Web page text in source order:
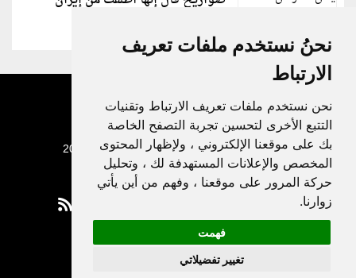
نحنُ نستخدم ملفات تعريف
الارتباط
نحن نستخدم ملفات تعريف الارتباط وتقنيات
التتبع الأخرى لتحسين تجربة التصفح الخاصة
بك على موقعنا الإلكتروني ، ولإظهار المحتوى
المخصص والإعلانات المستهدفة لك ، وتحليل
حركة المرور على موقعنا ، وفهم من أين يأتي
زوارنا.
فهمت
تغيير تفضيلاتي
جميع الحقوق محفوظة لدنيا الوطن © 2003 - 2022
Privacy Policy